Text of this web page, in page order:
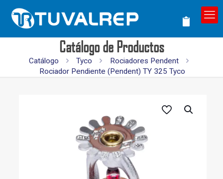
Catálogo de Productos
Catálogo Tyco
Rociadores Pendent
Rociador Pendiente (Pendent) TY 325 Tyco